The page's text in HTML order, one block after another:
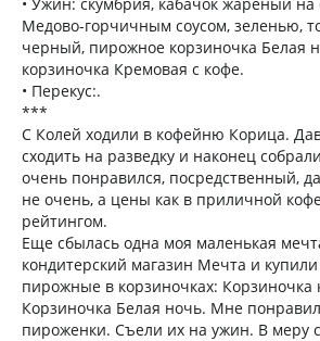
Медово-горчичным соусом, зеленью,
черный, пирожное корзиночка Белая
корзиночка Кремовая с кофе.
• Перекус:.
***
С Колей ходили в кофейню Корица.
сходить на разведку и наконец
очень понравился, посредственный,
не очень, а цены как в приличной
рейтингом.
Еще сбылась одна моя маленькая
кондитерский магазин Мечта и купили
пирожные в корзиночках: Корзиночка
Корзиночка Белая ночь. Мне
пироженки. Съели их на ужин. В меру